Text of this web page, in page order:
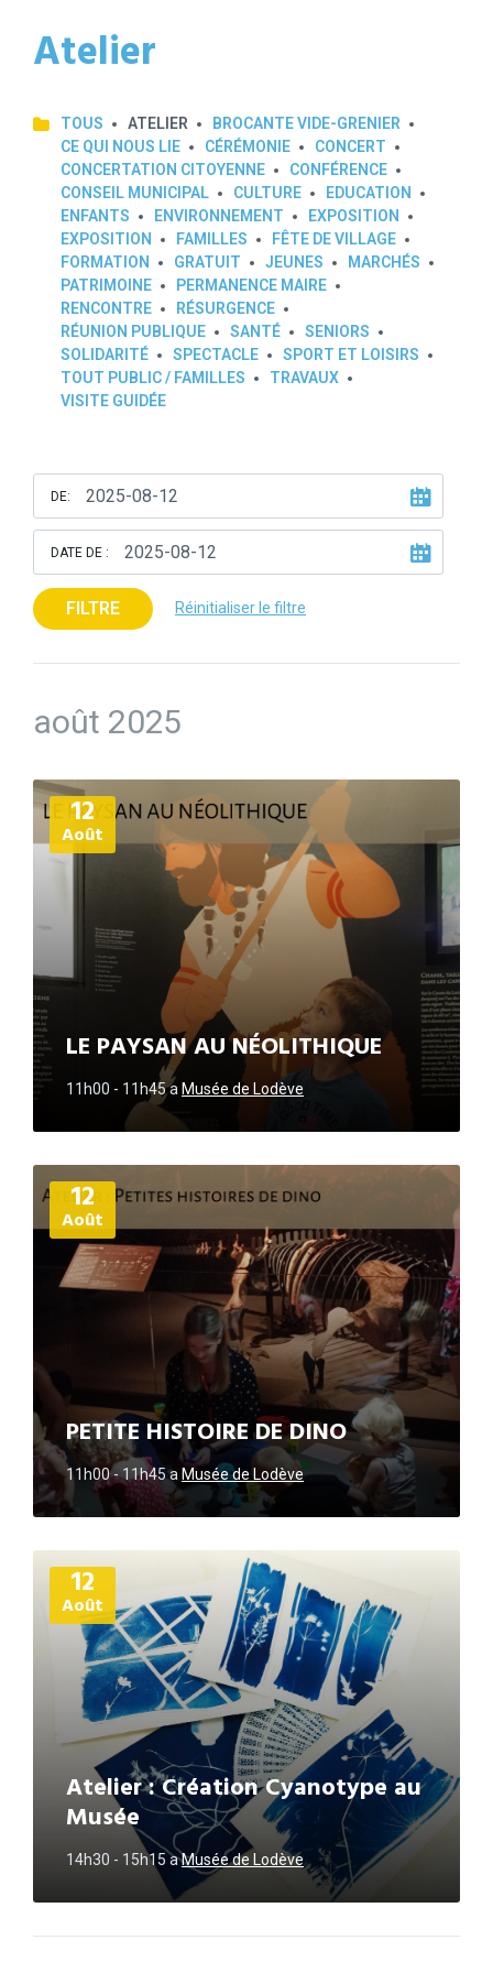
Atelier
TOUS ATELIER
BROCANTE VIDE-GRENIER
CE QUI NOUS LIE
CÉRÉMONIE
CONCERT
CONCERTATION CITOYENNE
CONFÉRENCE
CONSEIL MUNICIPAL
CULTURE
EDUCATION
ENFANTS
ENVIRONNEMENT
EXPOSITION
EXPOSITION
FAMILLES
FÊTE DE VILLAGE
FORMATION
GRATUIT JEUNES
MARCHÉS
PATRIMOINE
PERMANENCE MAIRE
RENCONTRE
RÉSURGENCE
RÉUNION PUBLIQUE
SANTÉ
SENIORS
SOLIDARITÉ
SPECTACLE
SPORT ET LOISIRS
TOUT PUBLIC / FAMILLES
TRAVAUX
VISITE GUIDÉE
DE:
DATE DE :
FILTRE Réinitialiser le filtre
août 2025
12
Août
LE PAYSAN AU NÉOLITHIQUE
11h00 - 11h45a Musée de Lodève
Plus
d'informations
12
Août
PETITE HISTOIRE DE DINO
11h00 - 11h45a Musée de Lodève
Plus
d'informations
12
Août
Atelier : Création Cyanotype au
Musée
14h30 - 15h15aMusée de Lodève
d'informations